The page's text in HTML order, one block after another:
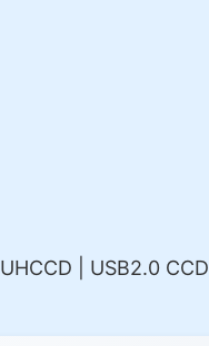
UHCCD | USB2.0